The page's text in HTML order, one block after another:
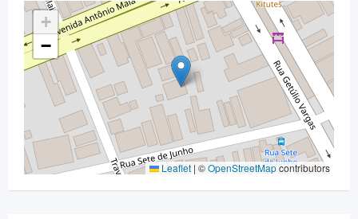
+
−
Leaflet | ©OpenStreetMapcontributors